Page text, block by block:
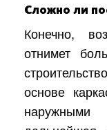
Сложно ли
Конечно,
отнимет
основе
наружными